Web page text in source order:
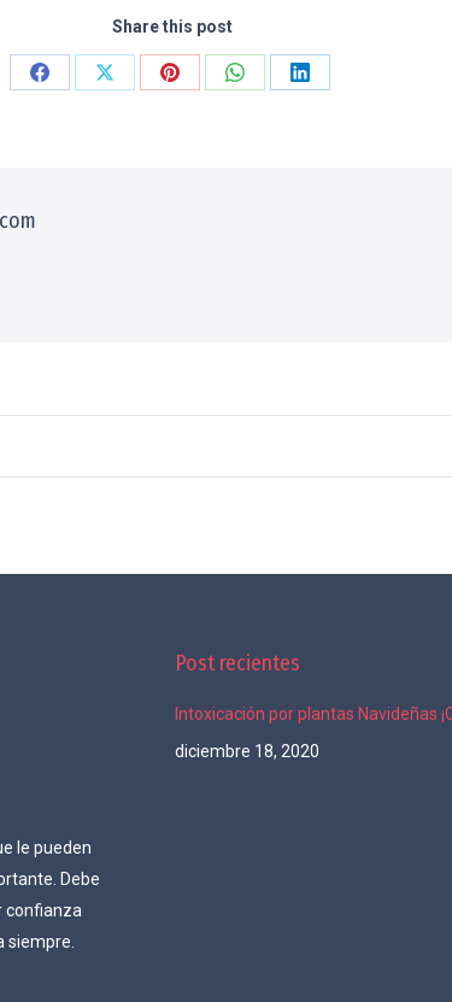
Share this post
Share
Share
Share
Share
Share
le pueden
Debe
confianza
siempre.
Post recientes
Intoxicación por plantas Navideñas
diciembre 18, 2020